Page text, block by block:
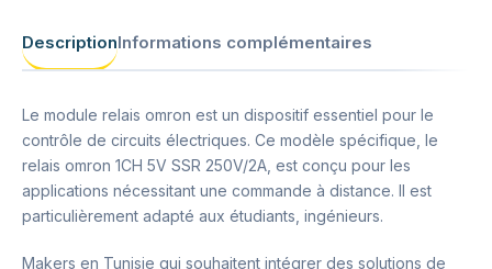
DescriptionInformations complémentaires
Le module relais omron est un dispositif essentiel pour le
contrôle de circuits électriques. Ce modèle spécifique, le
relais omron 1CH 5V SSR 250V/2A, est conçu pour les
applications nécessitant une commande à distance. Il est
particulièrement adapté aux étudiants, ingénieurs.
Makers en Tunisie qui souhaitent intégrer des solutions de